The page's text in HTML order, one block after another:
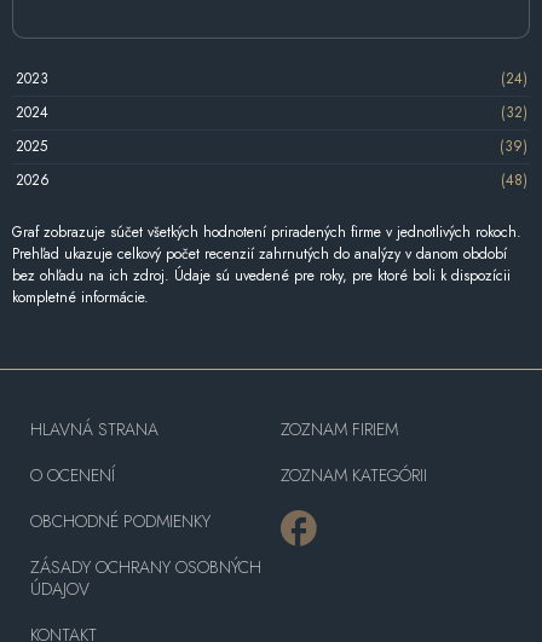
2023
(24)
2024
(32)
2025
(39)
2026
(48)
Graf zobrazuje súčet všetkých hodnotení priradených firme v jednotlivých rokoch.
Prehľad ukazuje celkový počet recenzií zahrnutých do analýzy v danom období
bez ohľadu na ich zdroj. Údaje sú uvedené pre roky, pre ktoré boli k dispozícii
kompletné informácie.
HLAVNÁ STRANA
O OCENENÍ
OBCHODNÉ PODMIENKY
ZÁSADY OCHRANY OSOBNÝCH
ÚDAJOV
KONTAKT
ZOZNAM FIRIEM
ZOZNAM KATEGÓRII